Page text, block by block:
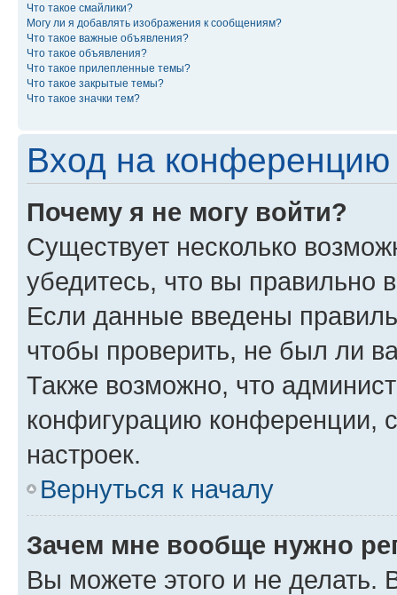
Что такое смайлики?
Могу ли я добавлять изображения к сообщениям?
Что такое важные объявления?
Что такое объявления?
Что такое прилепленные темы?
Что такое закрытые темы?
Что такое значки тем?
Вход на конференцию
Почему я не могу войти?
Существует несколько
убедитесь, что вы правильно
Если данные введены
чтобы проверить, не был ли
Также возможно, что
конфигурацию конференции,
настроек.
Вернуться к началу
Зачем мне вообще нужно
Вы можете этого и не делать.